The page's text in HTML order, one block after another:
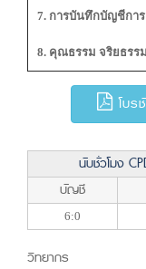
7. การบันทึกบัญชีกา
8. คุณธรรม จริยธร
โบร
นับชั่วโมง
บัญชี
6:0
วิทยากร